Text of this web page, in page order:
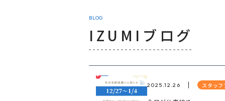
BLOG
IZUMIブログ
2025.12.26 スタッフ